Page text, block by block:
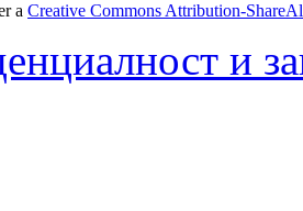
a Creative Commons Attribution-
и